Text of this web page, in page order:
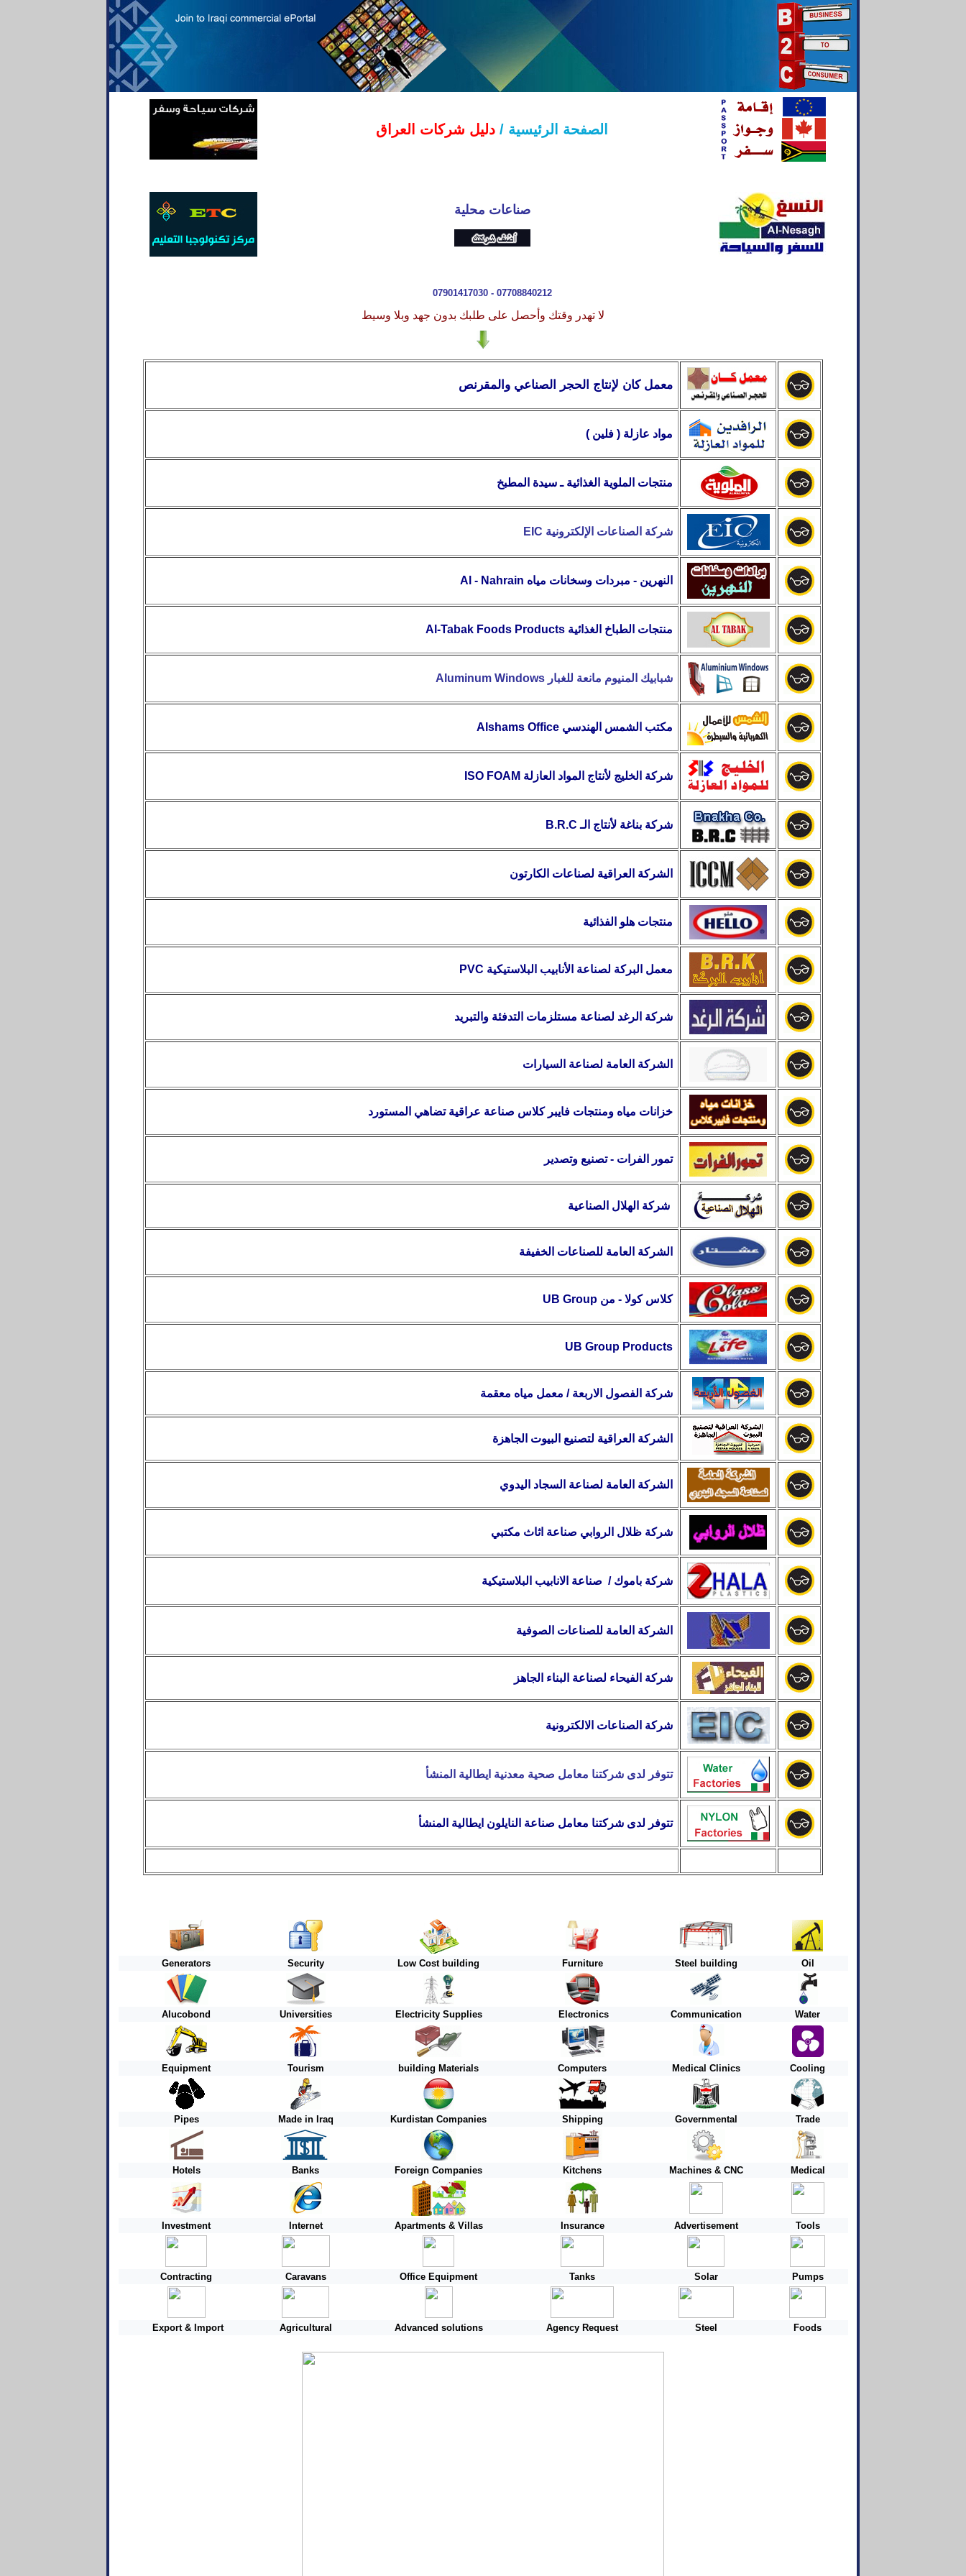
الصفحة الرئيسية / دليل شركات العراق
صناعات محلية
07901417030 - 07708840212
لا تهدر وقتك وأحصل على طلبك بدون جهد وبلا وسيط
معمل كان لإنتاج الحجر الصناعي والمقرنص
مواد عازلة ( فلين )
منتجات الملوية الغذائية ـ سيدة المطبخ
EIC شركة الصناعات الإلكترونية
النهرين - مبردات وسخانات مياه Al - Nahrain
Al-Tabak Foods Products منتجات الطباخ الغذائية
Aluminum Windows شبابيك المنيوم مانعة للغبار
Alshams Office مكتب الشمس الهندسي
شركة الخليج لأنتاج المواد العازلة ISO FOAM
شركة بناغة لأنتاج الـ B.R.C
الشركة العراقية لصناعات الكارتون
منتجات هلو الفذائية
معمل البركة لصناعة الأنابيب البلاستيكية PVC
شركة الرغد لصناعة مستلزمات التدفئة والتبريد
الشركة العامة لصناعة السيارات
خزانات مياه ومنتجات فايبر كلاس صناعة عراقية تضاهي المستورد
تمور الفرات - تصنيع وتصدير
شركة الهلال الصناعية
الشركة العامة للصناعات الخفيفة
كلاس كولا - من UB Group
UB Group Products
شركة الفصول الاربعة / معمل مياه معقمة
الشركة العراقية لتصنيع البيوت الجاهزة
الشركة العامة لصناعة السجاد اليدوي
شركة ظلال الروابي صناعة اثاث مكتبي
شركة باموك / صناعة الانابيب البلاستيكية
الشركة العامة للصناعات الصوفية
شركة الفيحاء لصناعة البناء الجاهز
شركة الصناعات الالكترونية
تتوفر لدى شركتنا معامل صحية معدنية ايطالية المنشأ
تتوفر لدى شركتنا معامل صناعة النايلون ايطالية المنشأ
Generators Security Low Cost building Furniture Steel building Oil
Alucobond Universities Electricity Supplies Electronics Communication Water
Equipment Tourism building Materials Computers Medical Clinics Cooling
Pipes Made in Iraq Kurdistan Companies Shipping Governmental Trade
Hotels Banks Foreign Companies Kitchens Machines & CNC Medical
Investment Internet Apartments & Villas Insurance Advertisement Tools
Contracting Caravans Office Equipment Tanks Solar Pumps
Export & Import Agricultural Advanced solutions Agency Request Steel Foods